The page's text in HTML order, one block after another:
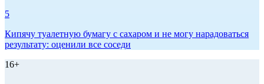
5
Кипячу туалетную бумагу с сахаром и не могу нарадоваться
результату: оценили все соседи
16+